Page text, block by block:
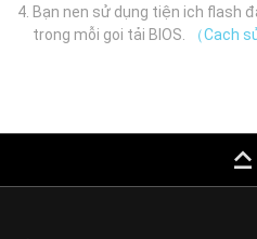
Bạn nen sử dụng tiện ich flash
trong mỗi goi tải BIOS.
（Cach
keyboard_capslock